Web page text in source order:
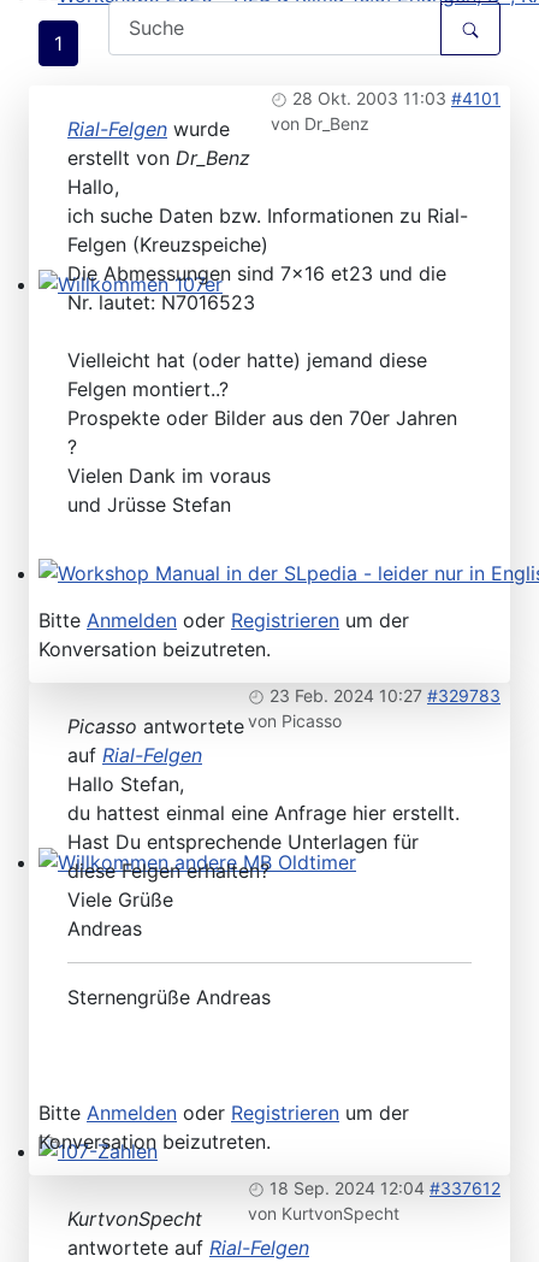
Workshops 2026 - Hzg & Klima 16.5. Erlangen, D-,
Willkommen 107er
Willkommen andere MB Oldtimer
107-Zahlen
1
28 Okt. 2003 11:03 #4101
von Dr_Benz
Rial-Felgen wurde
erstellt von Dr_Benz
Hallo,
ich suche Daten bzw. Informationen zu Rial-
Felgen (Kreuzspeiche)
Die Abmessungen sind 7x16 et23 und die
Nr. lautet: N7016523
Vielleicht hat (oder hatte) jemand diese
Felgen montiert..?
Prospekte oder Bilder aus den 70er Jahren
?
Vielen Dank im voraus
und Jrüsse Stefan
Bitte Anmelden oder Registrieren um der
Konversation beizutreten.
23 Feb. 2024 10:27 #329783
von Picasso
Picasso antwortete
auf Rial-Felgen
Hallo Stefan,
du hattest einmal eine Anfrage hier erstellt.
Hast Du entsprechende Unterlagen für
diese Felgen erhalten?
Viele Grüße
Andreas
Sternengrüße Andreas
Bitte Anmelden oder Registrieren um der
Konversation beizutreten.
18 Sep. 2024 12:04 #337612
von KurtvonSpecht
KurtvonSpecht
antwortete auf Rial-Felgen